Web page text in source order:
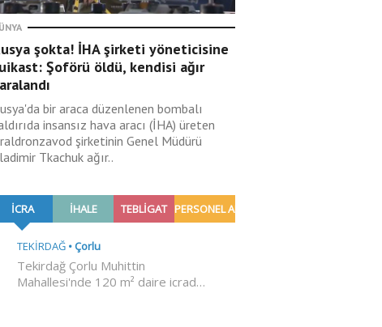
şokta! İHA şirketi yöneticisine
Şoförü öldü, kendisi ağır
bir araca düzenlenen bombalı
insansız hava aracı (İHA) üreten
şirketinin Genel Müdürü
Tkachuk ağır..